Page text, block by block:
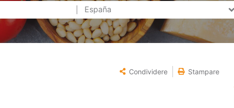
Condividere Stampare